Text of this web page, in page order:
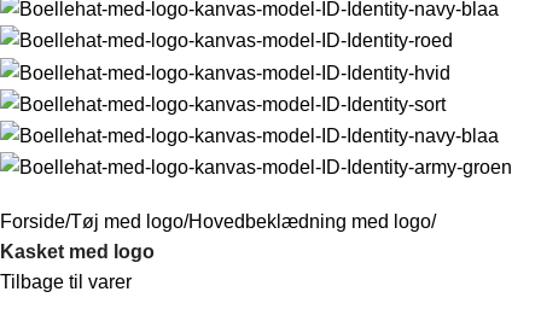
Forside Tøj med logo Hovedbeklædning med logo
Kasket med logo
Tilbage til varer